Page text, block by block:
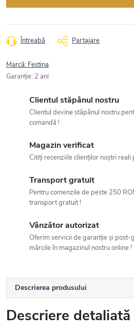
Întreabă Partajare
Marcă: Festina
Garanţie: 2 ani
Clientul stăpânul nostru
Clientul devine stăpânul nostru
comandă !
Magazin verificat
Citiți recenziile clienților noștri reali
Transport gratuit
Pentru comenzile de peste 250
transport gratuit !
Vânzător autorizat
Oferim servicii de garanție și post-
mărcile în magazinul nostru online !
Descrierea produsului
Descriere